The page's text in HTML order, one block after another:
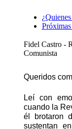
Fidel Castro -
Comunista
Queridos
Leí con
cuando la
él brotaron
sustentan